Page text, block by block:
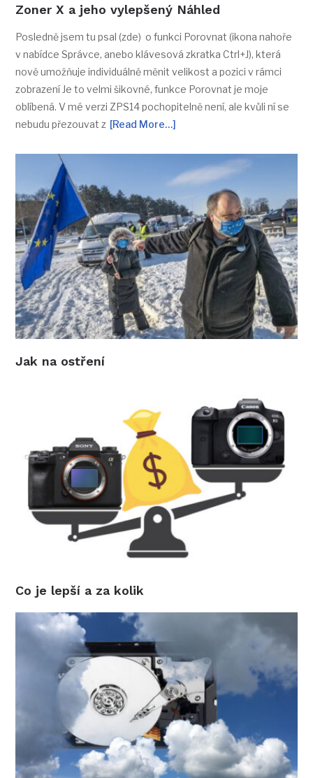
Zoner X a jeho vylepšený Náhled
Posledně jsem tu psal (zde) o funkci Porovnat (ikona nahoře
v nabídce Správce, anebo klávesová zkratka Ctrl+J), která
nově umožňuje individuálně měnit velikost a pozici v rámci
zobrazení Je to velmi šikovné, funkce Porovnat je moje
oblíbená. V mé verzi ZPS14 pochopitelně není, ale kvůli ní se
nebudu přezouvat z [Read More…]
Jak na ostření
Co je lepší a za kolik